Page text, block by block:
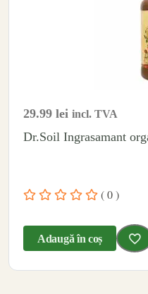
29.99 lei incl. TVA
Dr.Soil Ingrasamant
( 0 )
Adaugă în coș